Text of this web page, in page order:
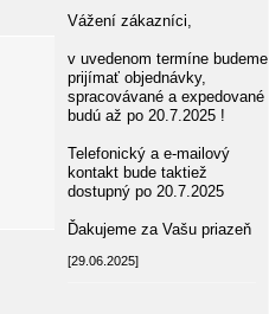
Vážení zákazníci,
v uvedenom termíne budeme
prijímať objednávky,
spracovávané a expedované
budú až po 20.7.2025 !
Telefonický a e-mailový
kontakt bude taktiež
dostupný po 20.7.2025
Ďakujeme za Vašu priazeň
[29.06.2025]